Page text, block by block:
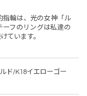
指輪は、光の女神「ル
ーフのリングは私達の
ています。
ド/K18イエローゴー